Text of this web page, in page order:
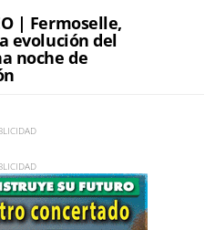
| Fermoselle,
evolución del
noche de